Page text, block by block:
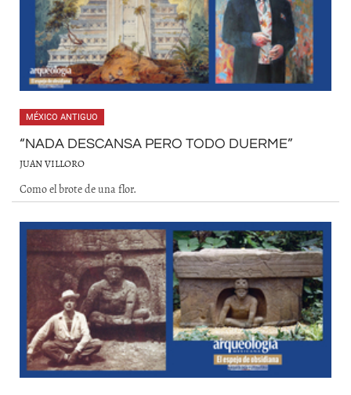
MÉXICO ANTIGUO
“NADA DESCANSA PERO TODO DUERME”
JUAN VILLORO
Como el brote de una flor.